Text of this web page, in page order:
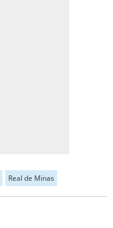
Real de Minas